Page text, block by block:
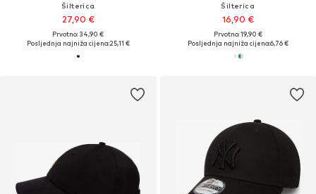
Šilterica
27,90 €
Prvotno: 34,90 €
Posljednja najniža cijena:25,11 €
Šilterica
16,90 €
Prvotno: 19,90 €
Posljednja najniža cijena:6,76 €